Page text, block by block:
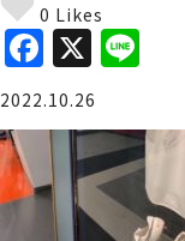
0 Likes
F
a
c
e
b
X
e
2022.10.26